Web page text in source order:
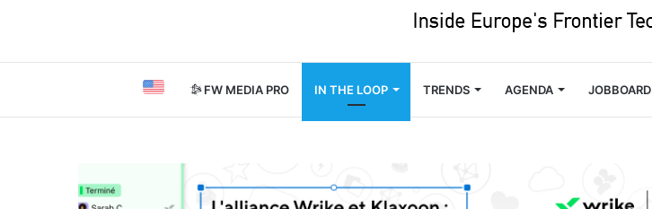
FW MEDIA PRO IN THE LOOP TRENDS AGENDA JOBBOARD